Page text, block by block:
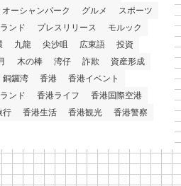
オーシャンパーク グルメ
スポーツ
ンド プレスリリース
モルック
九龍 尖沙咀 広東語
投資
木の棒 湾仔 詐欺
資産形成
銅鑼湾 香港
香港イベント
ンド 香港ライフ
香港国際空港
行 香港生活 香港観光
香港警察